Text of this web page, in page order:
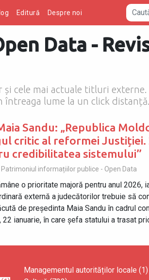
Editură Despre noi
Data -
și cele mai actuale titluri
lume la un click distanță.
Sandu: „Republica
critic al reformei Justiției.
credibilitatea sistemului”
Patrimoniul informațiilor publice - Open Data
o prioritate majoră pentru anul 2026,
externă a judecătorilor trebuie să
de președinta Maia Sandu în cadrul
ianuarie, în care șefa statului a trasat
Managementul autorităților locale (1)